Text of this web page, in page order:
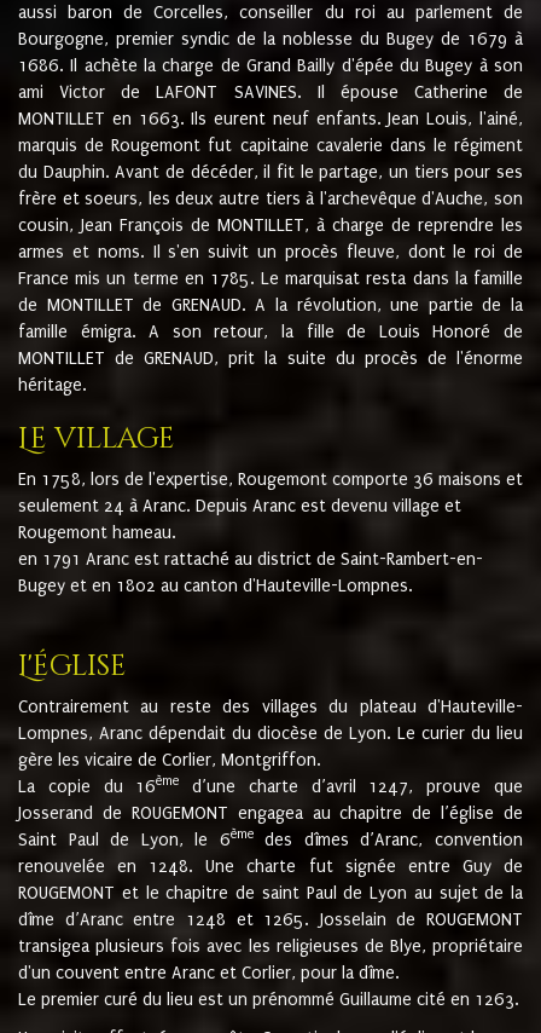
aussi baron de Corcelles, conseiller du roi au parlement de
Bourgogne, premier syndic de la noblesse du Bugey de 1679 à
1686. Il achète la charge de Grand Bailly d'épée du Bugey à son
ami Victor de LAFONT SAVINES. Il épouse Catherine de
MONTILLET en 1663. Ils eurent neuf enfants. Jean Louis, l'ainé,
marquis de Rougemont fut capitaine cavalerie dans le régiment
du Dauphin. Avant de décéder, il fit le partage, un tiers pour ses
frère et soeurs, les deux autre tiers à l'archevêque d'Auche, son
cousin, Jean François de MONTILLET, à charge de reprendre les
armes et noms. Il s'en suivit un procès fleuve, dont le roi de
France mis un terme en 1785. Le marquisat resta dans la famille
de MONTILLET de GRENAUD. A la révolution, une partie de la
famille émigra. A son retour, la fille de Louis Honoré de
MONTILLET de GRENAUD, prit la suite du procès de l'énorme
héritage.
Le village
En 1758, lors de l'expertise, Rougemont comporte 36 maisons et
seulement 24 à Aranc. Depuis Aranc est devenu village et
Rougemont hameau.
en 1791 Aranc est rattaché au district de Saint-Rambert-en-
Bugey et en 1802 au canton d'Hauteville-Lompnes.
L'église
Contrairement au reste des villages du plateau d'Hauteville-
Lompnes, Aranc dépendait du diocèse de Lyon. Le curier du lieu
gère les vicaire de Corlier, Montgriffon.
La copie du 16ème
d’une charte d’avril 1247, prouve que
Josserand de ROUGEMONT engagea au chapitre de l’église de
Saint Paul de Lyon, le 6èmedes dîmes d’Aranc, convention
renouvelée en 1248. Une charte fut signée entre Guy de
ROUGEMONT et le chapitre de saint Paul de Lyon au sujet de la
dîme d’Aranc entre 1248 et 1265. Josselain de ROUGEMONT
transigea plusieurs fois avec les religieuses de Blye, propriétaire
d'un couvent entre Aranc et Corlier, pour la dîme.
Le premier curé du lieu est un prénommé Guillaume cité en 1263.